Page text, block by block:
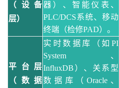
（设备
层）
器）、智能仪表、
PLC/DCS系统、移动
终端（检修PAD）。
平台层
（数据
实时数据库（如 PI
System、
InfluxDB）、关系型
数据库（Oracle、